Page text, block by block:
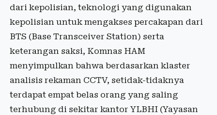
dari kepolisian, teknologi yang digunakan
kepolisian untuk mengakses percakapan dari
BTS (Base Transceiver Station) serta
keterangan saksi, Komnas HAM
menyimpulkan bahwa berdasarkan klaster
analisis rekaman CCTV, setidak-tidaknya
terdapat empat belas orang yang saling
terhubung di sekitar kantor YLBHI (Yayasan